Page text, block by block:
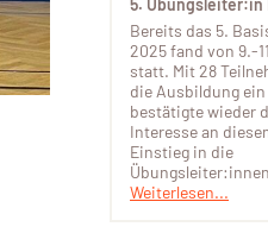
5. Übungsleiter:in
Bereits das 5.
2025 fand von 9.-
statt. Mit 28
die Ausbildung
bestätigte wieder
Interesse an
Einstieg in die
Weiterlesen...